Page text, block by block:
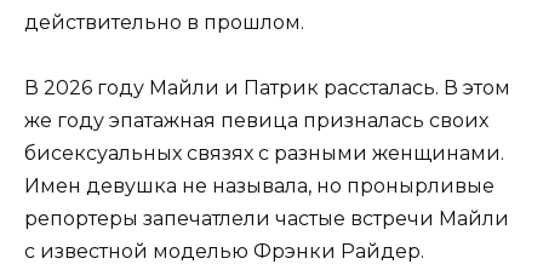
действительно в прошлом.
В 2026 году Майли и Патрик рассталась. В этом
же году эпатажная певица призналась своих
бисексуальных связях с разными женщинами.
Имен девушка не называла, но пронырливые
репортеры запечатлели частые встречи Майли
с известной моделью Фрэнки Райдер.